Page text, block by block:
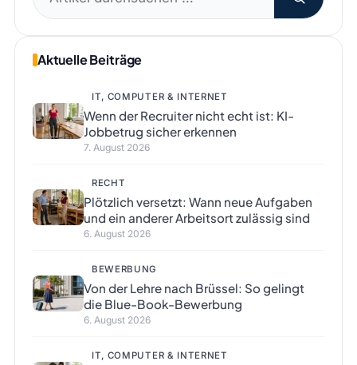
nach:
Aktuelle Beiträge
IT, COMPUTER & INTERNET
Wenn der Recruiter nicht echt ist: KI-
Jobbetrug sicher erkennen
7. August 2026
RECHT
Plötzlich versetzt: Wann neue Aufgaben
und ein anderer Arbeitsort zulässig sind
6. August 2026
BEWERBUNG
Von der Lehre nach Brüssel: So gelingt
die Blue-Book-Bewerbung
6. August 2026
IT, COMPUTER & INTERNET